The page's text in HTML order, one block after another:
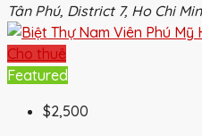
Tân Phú, District 7, Ho Chi
Cho thuê
Featured
$2,500